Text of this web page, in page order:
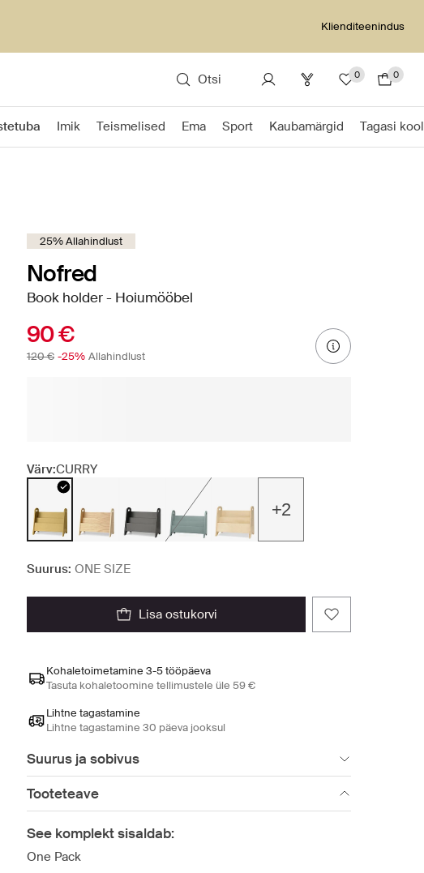
Klienditeenindus
Otsi 0 0
Imik Teismelised Ema Sport Kaubamärgid Tagasi
25% Allahindlust
Nofred
Book holder - Hoiumööbel
90 €
120 € -25% Allahindlust
Värv:CURRY
+2
Suurus: ONE SIZE
lisa ostukorvi
Kohaletoimetamine 3-5 tööpäeva
Tasuta kohaletoomine tellimustele üle 59 €
Lihtne tagastamine
Lihtne tagastamine 30 päeva jooksul
Suurus ja sobivus
Tooteteave
See komplekt sisaldab:
One Pack